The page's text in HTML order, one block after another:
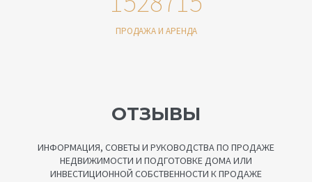
ПРОДАЖА И АРЕНДА
ОТЗЫВЫ
ИНФОРМАЦИЯ, СОВЕТЫ И РУКОВОДСТВА ПО ПРОДАЖЕ
НЕДВИЖИМОСТИ И ПОДГОТОВКЕ ДОМА ИЛИ
ИНВЕСТИЦИОННОЙ СОБСТВЕННОСТИ К ПРОДАЖЕ